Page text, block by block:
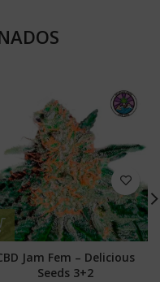
Jam Fem – Delicious
Seeds 3+2